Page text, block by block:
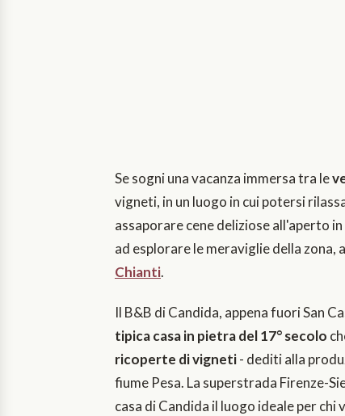
Se sogni una vacanza immersa tra le
vigneti, in un luogo in cui potersi
assaporare cene deliziose all'aperto
ad esplorare le meraviglie della
Chianti.
Il B&B di Candida, appena fuori San
tipica casa in pietra del 17° secolo
ricoperte di vigneti- dediti alla
fiume Pesa. La superstrada Firenze-
casa di Candida il luogo ideale per